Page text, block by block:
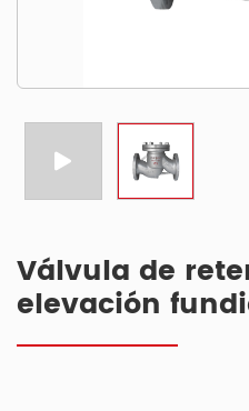
Válvula de
elevación